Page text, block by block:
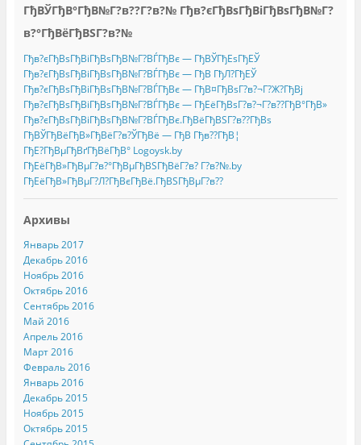
ГђВЎГђВ°ГђВ№Г?в??Г?в?№ Гђв?єГђВѕГђВіГђВѕГђВ№Г?
в?°ГђВёГђВЅГ?в?№
Гђв?єГђВѕГђВіГђВѕГђВ№Г?ВЃГђВє — ГђВЎГђЕѕГђЕЎ
Гђв?єГђВѕГђВіГђВѕГђВ№Г?ВЃГђВє — ГђВ ГђЛ?ГђЕЎ
Гђв?єГђВѕГђВіГђВѕГђВ№Г?ВЃГђВє — ГђВ¤ГђВѕГ?в?¬Г?Ж?ГђВј
Гђв?єГђВѕГђВіГђВѕГђВ№Г?ВЃГђВє — ГђЕёГђВѕГ?в?¬Г?в??ГђВ°ГђВ»
Гђв?єГђВѕГђВіГђВѕГђВ№Г?ВЃГђВє.ГђВёГђВЅГ?в??ГђВѕ
ГђВЎГђВёГђВ»ГђВёГ?в?ЎГђВё — ГђВ Гђв??ГђВ¦
ГђЕ?ГђВµГђВґГђВёГђВ° Logoysk.by
ГђЕёГђВ»ГђВµГ?в?°ГђВµГђВЅГђВёГ?в? Г?в?№.by
ГђЕёГђВ»ГђВµГ?Л?ГђВєГђВё.ГђВЅГђВµГ?в??
Архивы
Январь 2017
Декабрь 2016
Ноябрь 2016
Октябрь 2016
Сентябрь 2016
Май 2016
Апрель 2016
Март 2016
Февраль 2016
Январь 2016
Декабрь 2015
Ноябрь 2015
Октябрь 2015